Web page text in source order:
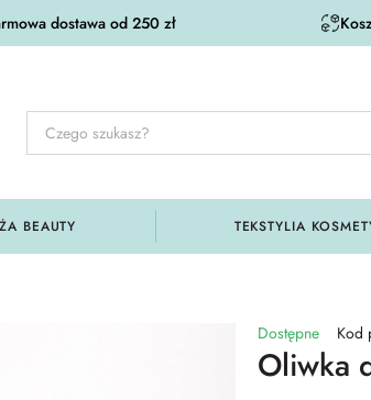
dostawa od 250 zł
BEAUTY TEKSTYLIA
Dostępne Kod
Oliwka